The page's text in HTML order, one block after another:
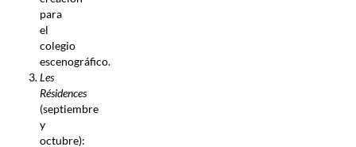
para
el
colegio
escenográfico.
Les
Résidences
(septiembre
y
octubre):